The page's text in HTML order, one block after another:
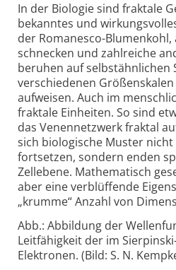
In der Biologie sind fraktale
bekanntes und
der Romanesco-
schnecken und zahlreiche
beruhen auf selbst­ähnlichen
verschiedenen
aufweisen. Auch im
fraktale Einheiten. So sind
das Venen­netzwerk fraktal
sich biolo­gische Muster
fortsetzen, sondern enden
Zellebene. Mathe­matisch
aber eine verblüffende
„krumme“ Anzahl von
Abb.: Abbildung der
Leitfähigkeit der im
Elektronen. (Bild: S. N.